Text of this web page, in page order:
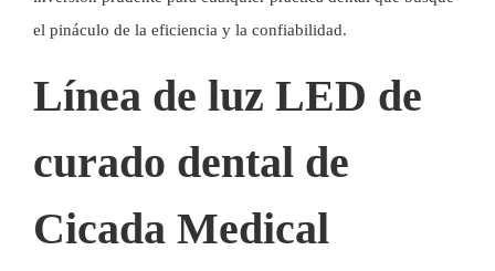
el pináculo de la eficiencia y la confiabilidad.
Línea de luz LED de
curado dental de
Cicada Medical